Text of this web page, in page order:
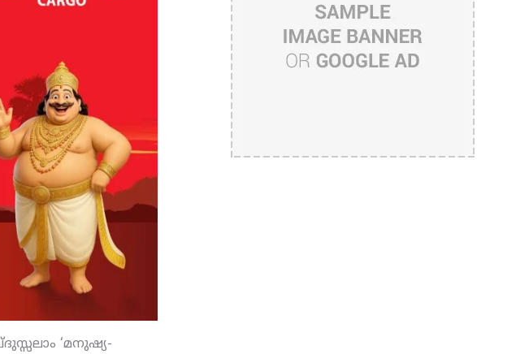
‘മനുഷ്യ-